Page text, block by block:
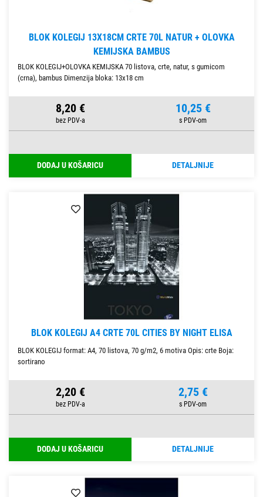
BLOK KOLEGIJ 13X18CM CRTE 70L NATUR + OLOVKA
KEMIJSKA BAMBUS
BLOK KOLEGIJ+OLOVKA KEMIJSKA 70 listova, crte, natur, s gumicom
(crna), bambus Dimenzija bloka: 13x18 cm
8,20 € 10,25 €
DODAJ U KOŠARICU DETALJNIJE
BLOK KOLEGIJ A4 CRTE 70L CITIES BY NIGHT ELISA
BLOK KOLEGIJ format: A4, 70 listova, 70 g/m2, 6 motiva Opis: crte Boja:
sortirano
2,20 € 2,75 €
DODAJ U KOŠARICU DETALJNIJE